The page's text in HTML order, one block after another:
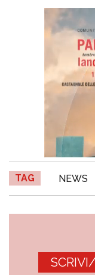
TAG NEWS